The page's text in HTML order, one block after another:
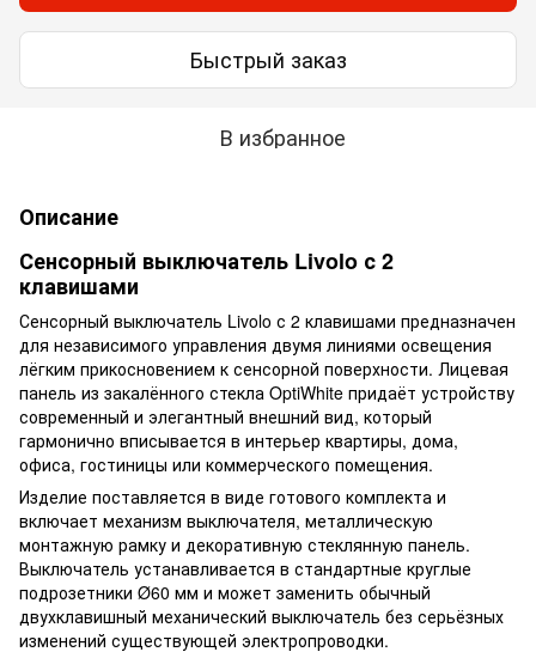
Быстрый заказ
В избранное
Описание
Сенсорный выключатель Livolo с 2
клавишами
Сенсорный выключатель Livolo с 2 клавишами предназначен
для независимого управления двумя линиями освещения
лёгким прикосновением к сенсорной поверхности. Лицевая
панель из закалённого стекла OptiWhite придаёт устройству
современный и элегантный внешний вид, который
гармонично вписывается в интерьер квартиры, дома,
офиса, гостиницы или коммерческого помещения.
Изделие поставляется в виде готового комплекта и
включает механизм выключателя, металлическую
монтажную рамку и декоративную стеклянную панель.
Выключатель устанавливается в стандартные круглые
подрозетники Ø60 мм и может заменить обычный
двухклавишный механический выключатель без серьёзных
изменений существующей электропроводки.